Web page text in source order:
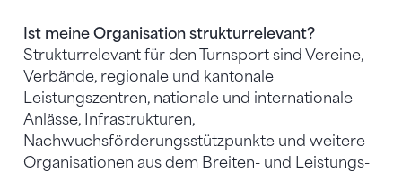
Ist meine Organisation strukturrelevant?
Strukturrelevant für den Turnsport sind Vereine,
Verbände, regionale und kantonale
Leistungszentren, nationale und internationale
Anlässe, Infrastrukturen,
Nachwuchsförderungsstützpunkte und weitere
Organisationen aus dem Breiten- und Leistungs-